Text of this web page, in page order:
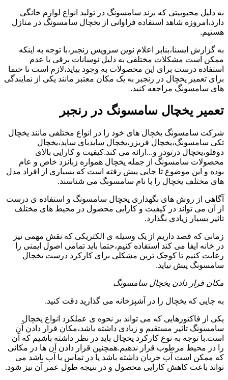
به دلیل محبوبیتی که برند سامسونگ در تولید انواع لوازم خانگی
دارد،امروزه شاهد استفاده فراوانی از یخچال سامسونگ در منازل
هستیم.
به گزارش ایسنا،بنابر اعلام نوین سرویس رنجبر،با توجه به اینکه
ممکن است مشکلات مختلفی به دلیل نوسانات برقی یا عدم
استفاده درست برای این محصولات به وجود بیاید،لازم است تا حتما
برای تعمیر یخچال در رنجبر به یک مکان معتبر مانند یکی از نمایندگی
های سامسونگ مراجعه کنید.
تعمیر یخچال سامسونگ در رنجبر
شرکت سامسونگ یخچال های خود را در انواع مختلفی مانند یخچال
تکی سامسونگ،یخچال فریزر،یخچال سایدبای ساید،یخچال
دوقلو،یخچال درتودر و...ارائه می کند.کیفیت و کارایی بالای
محصولات سامسونگ از جمله یخچال همواره زبانزد خاص و عام
بوده و این موضوع تا جایی پیش رفته است که بسیاری از افراد مدل
های مختلف یخچال را با نام سامسونگ می شناسند.
آگاهی از روش های نگهداری یخچال سامسونگ و استفاده ی درست
از آن می تواند در کیفیت و کارایی محصول در محیط های مختلف
تاثیر بسیار زیادی بگذارد.
زمانی که قصد داریم از یک وسیله ی الکتریکی که نقش مهمی نیز
در خانه ایفا می کند استفاده کنیم،حتما باید تمامی اصول ایمنی را
رعایت کنیم تا کوچک ترین مشکلی برای کارکرد درست یخچال
سامسونگ پیش نیاید.
مکان قرار دادن یخچال سامسونگ
به جایی که یخچال را در آشپزخانه می گذارید دقت کنید.
یکی از فاکتورهایی که می تواند بر نحوه ی عملکرد انواع یخچال
سامسونگ تاثیر مستقیم و زیادی داشته باشد،مکان قرار دادن آن
است.با توجه به نوع کارکرد یخچال باید در نظر داشته باشیم که آن
را در محیط مرطوب قرار ندهیم.همچنین قرار دادن آن ها در مکانی
که ممکن است آب جریان داشته باشد یا در تماس با آب باشد می
تواند باعث کاهش کارایی محصول و در نتیجه طول عمر آن نیز شود.